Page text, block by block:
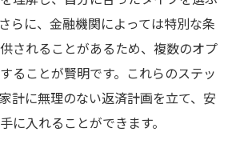
らに、金融機関によっては特別な条
されることがあるため、複数のオプ
ることが賢明です。これらのステッ
計に無理のない返済計画を立て、安
に入れることができます。